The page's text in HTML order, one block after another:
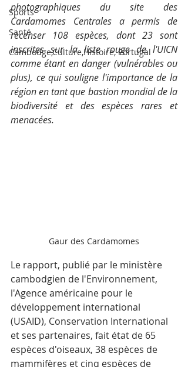
Sports
Santé
Cambodge,Culture,Histoire, Portugal
photographiques du site des
Cardamomes Centrales a permis de
recenser 108 espèces, dont 23 sont
inscrites sur la liste rouge de l'UICN
comme étant en danger (vulnérables ou
plus), ce qui souligne l'importance de la
région en tant que bastion mondial de la
biodiversité et des espèces rares et
menacées.
Gaur des Cardamomes
Le rapport, publié par le ministère
cambodgien de l'Environnement,
l'Agence américaine pour le
développement international
(USAID), Conservation International
et ses partenaires, fait état de 65
espèces d'oiseaux, 38 espèces de
mammifères et cinq espèces de